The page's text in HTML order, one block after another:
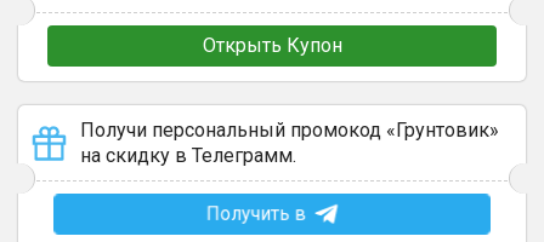
Открыть Купон
Получи персональный промокод «Грунтовик»
на скидку в Телеграмм.
Получить в